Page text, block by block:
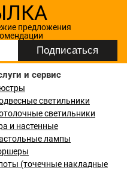
предложения
и сервис
светильники
светильники
и настенные
лампы
(точечные накладные